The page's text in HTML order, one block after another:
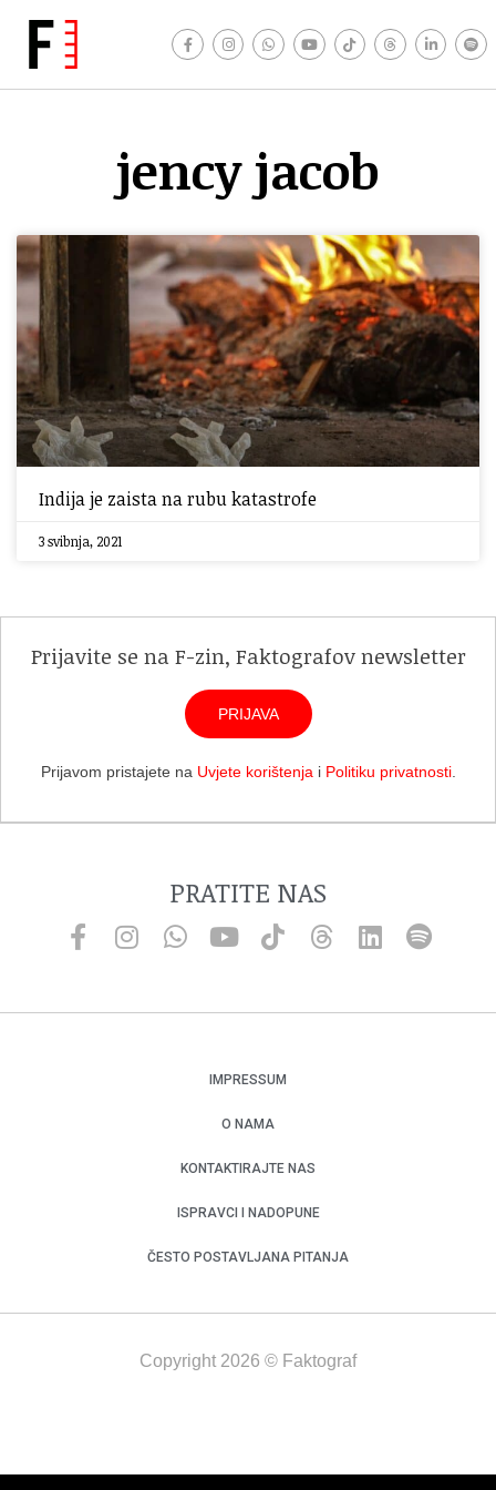
jency jacob
Indija je zaista na rubu katastrofe
3 svibnja, 2021
Prijavite se na F-zin, Faktografov newsletter
PRIJAVA
Prijavom pristajete na Uvjete korištenja i Politiku privatnosti.
PRATITE NAS
IMPRESSUM
O NAMA
KONTAKTIRAJTE NAS
ISPRAVCI I NADOPUNE
ČESTO POSTAVLJANA PITANJA
Copyright 2026 © Faktograf